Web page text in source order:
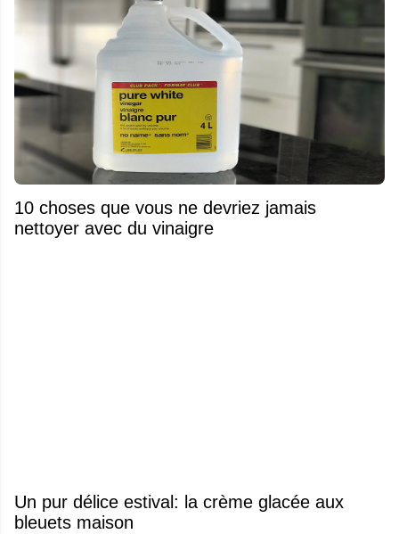
10 choses que vous ne devriez jamais
nettoyer avec du vinaigre
Un pur délice estival: la crème glacée aux
bleuets maison